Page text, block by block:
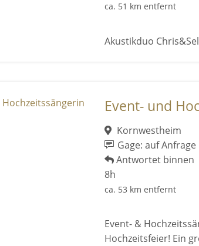
ca. 51 km entfernt
Akustikduo
Event- und
Kornwestheim
Gage: auf Anfrage
Antwortet binnen
8h
ca. 53 km entfernt
Event- &
Hochzeitsfeier! Ein